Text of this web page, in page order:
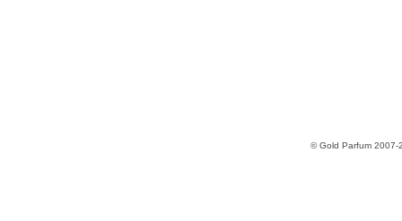
© Gold Parfum